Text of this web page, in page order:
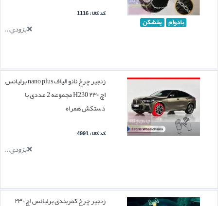
بادوام یخشکن
کد کالا : 1116
بزودی...
زنجیر چرخ نانو الیاف nano plus برلیانس
اچ ۲۳۰ H230 مجموعه 2 عددی با
دستکش همراه
کد کالا : 4991
بزودی...
زنجیر چرخ کمربندی برلیانس اچ ۲۳۰